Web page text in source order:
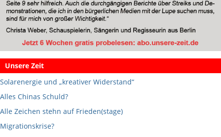
Unsere Zeit
Solarenergie und „kreativer Widerstand“
Alles Chinas Schuld?
Alle Zeichen stehn auf Frieden(stage)
Migrationskrise?